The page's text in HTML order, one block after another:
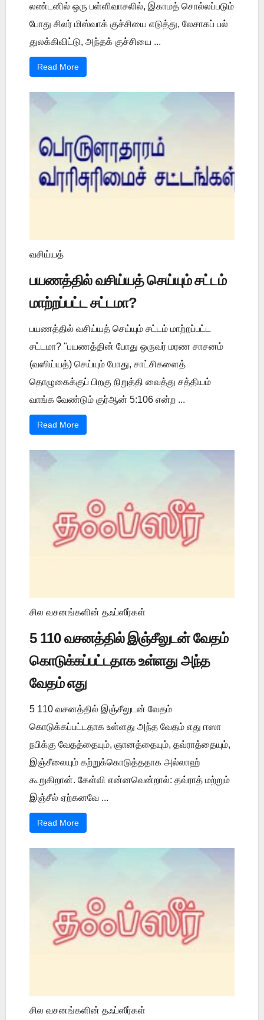
லண்டனில் ஒரு பள்ளிவாசலில், இகாமத் சொல்லப்படும்
போது சிலர் மிஸ்வாக் குச்சியை எடுத்து, லேசாகப் பல்
துலக்கிவிட்டு, அந்தக் குச்சியை ...
Read More
வசிய்யத்
பயணத்தில் வசிய்யத் செய்யும் சட்டம்
மாற்றப்பட்ட சட்டமா?
பயணத்தில் வசிய்யத் செய்யும் சட்டம் மாற்றப்பட்ட
சட்டமா? "பயணத்தின் போது ஒருவர் மரண சாசனம்
(வஸிய்யத்) செய்யும் போது, சாட்சிகளைத்
தொழுகைக்குப் பிறகு நிறுத்தி வைத்து சத்தியம்
வாங்க வேண்டும் குர்ஆன் 5:106 என்ற ...
Read More
சில வசனங்களின் தஃப்ஸீர்கள்
5 110 வசனத்தில் இஞ்சீலுடன் வேதம்
கொடுக்கப்பட்டதாக உள்ளது அந்த
வேதம் எது
5 110 வசனத்தில் இஞ்சீலுடன் வேதம்
கொடுக்கப்பட்டதாக உள்ளது அந்த வேதம் எது ஈஸா
நபிக்கு வேதத்தையும், ஞானத்தையும், தவ்ராத்தையும்,
இஞ்சீலையும் கற்றுக்கொடுத்ததாக அல்லாஹ்
கூறுகிறான். கேள்வி என்னவென்றால்: தவ்ராத் மற்றும்
இஞ்சீல் ஏற்கனவே ...
Read More
சில வசனங்களின் தஃப்ஸீர்கள்